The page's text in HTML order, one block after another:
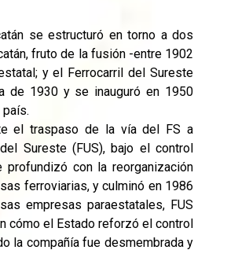
se estructuró en torno a dos
fruto de la fusión -entre 1902
y el Ferrocarril del Sureste
de 1930 y se inauguró en 1950
el traspaso de la vía del FS a
Sureste (FUS), bajo el control
con la reorganización
ferroviarias, y culminó en 1986
empresas paraestatales, FUS
cómo el Estado reforzó el control
la compañía fue desmembrada y